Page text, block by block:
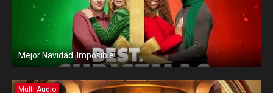
Mejor Navidad ¡Imposible!
Multi Audio